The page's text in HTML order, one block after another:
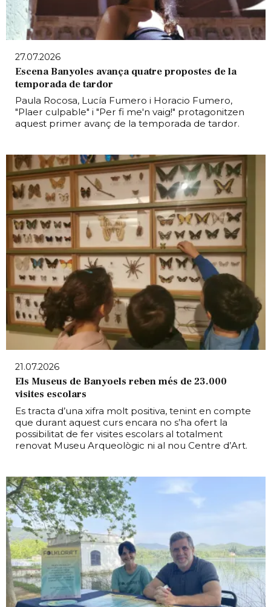
27.07.2026
Escena Banyoles avança quatre propostes de la
temporada de tardor
Paula Rocosa, Lucía Fumero i Horacio Fumero,
"Plaer culpable" i "Per fi me'n vaig!" protagonitzen
aquest primer avanç de la temporada de tardor.
21.07.2026
Els Museus de Banyoels reben més de 23.000
visites escolars
Es tracta d’una xifra molt positiva, tenint en compte
que durant aquest curs encara no s’ha ofert la
possibilitat de fer visites escolars al totalment
renovat Museu Arqueològic ni al nou Centre d’Art.